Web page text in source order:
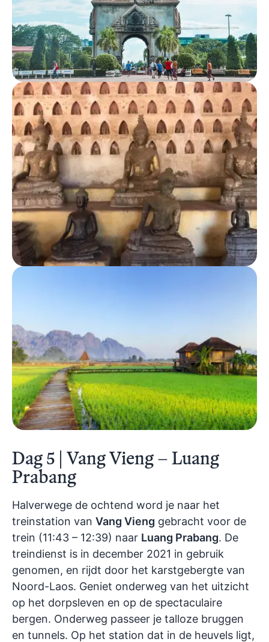
Dag 5 | Vang Vieng – Luang
Prabang
Halverwege de ochtend word je naar het
treinstation van Vang Vieng gebracht voor de
trein (11:43 – 12:39) naar Luang Prabang. De
treindienst is in december 2021 in gebruik
genomen, en rijdt door het karstgebergte van
Noord-Laos. Geniet onderweg van het uitzicht
op het dorpsleven en op de spectaculaire
bergen. Onderweg passeer je talloze bruggen
en tunnels. Op het station dat in de heuvels ligt,